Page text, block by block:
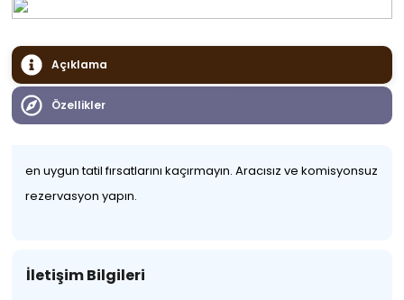
Açıklama
Özellikler
en uygun tatil fırsatlarını kaçırmayın. Aracısız ve komisyonsuz
rezervasyon yapın.
İletişim Bilgileri